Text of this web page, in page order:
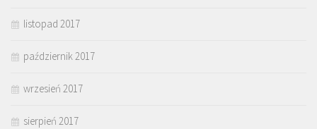
listopad 2017
październik 2017
wrzesień 2017
sierpień 2017